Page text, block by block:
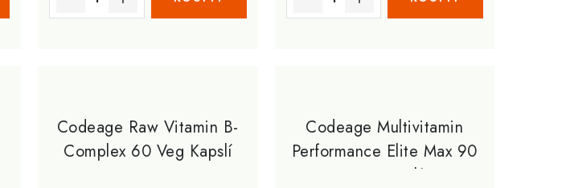
Codeage Raw Vitamin B-
Complex 60 Veg Kapslí
Codeage Multivitamin
Performance Elite Max 90
Veg Kapslí